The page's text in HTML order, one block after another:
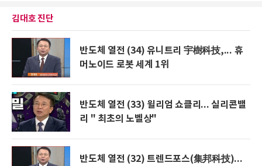
김대호 진단
반도체 열전 (34) 유니트리 宇樹科技,... 휴
머노이드 로봇 세계 1위
반도체 열전 (33) 윌리엄 쇼클리... 실리콘밸
리 " 최초의 노벨상"
반도체 열전 (32) 트렌드포스(集邦科技)...